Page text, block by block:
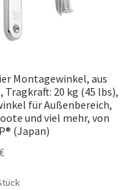
Montagewinkel, aus
20 kg (45 lbs),
für Außenbereich,
und viel mehr, von
(Japan)